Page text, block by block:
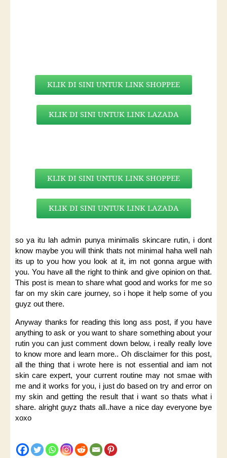
KLIK DI SINI UNTUK LINK SHOPPEE
KLIK DI SINI UNTUK LINK LAZADA
KLIK DI SINI UNTUK LINK SHOPPEE
KLIK DI SINI UNTUK LINK LAZADA
so ya itu lah admin punya minimalis skincare rutin, i dont
know maybe you will think thats not minimal haha well nah
its up to you how you look at it, im not gonna argue with
you. You have all the right to think and give opinion on that.
This post is mean to share what good and works for me so
far on my skin care journey, so i hope it help some of you
guyz out there.
Anyway thanks for reading this long ass post, if you have
anything to ask or you want to share something about your
rutin you can just comment down below, i really really love
to know more and learn more.. Oh disclaimer for this post,
all the thing that i wrote here is not essential and iam not
skin care expert, your current routine may not smae with
me and it works for you, i just do based on try and error on
my skin and getting the result that i want so thats what i
share. alright guyz thats all..have a nice day everyone bye
xoxo